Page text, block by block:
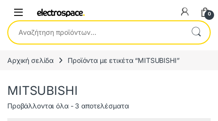
0
Αναζήτηση για:
Αρχική σελίδα Προϊόντα με ετικέτα “MITSUBISHI”
MITSUBISHI
Προβάλλονται όλα - 3 αποτελέσματα